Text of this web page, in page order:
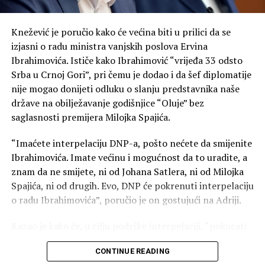
postanemo ono protiv čega se borimo. Posebnu
pravoslavnoj crkvi“, kazao je Mandić.
On je podsjetio na veliku ulogu pokojnog mitropolita
Amfilohija, ističući njegov nemjerljiv doprinos očuvanju
sabornosti i duhovnosti Crne Gore.
„Da li danas mi, potomci velikih ljudi koji su znali da se
krenemo naprijed – moramo“, poručio je Mandić.
Naša današnja Fundina, kazao je, jeste borba za uspješno
i srećno društvo.
Knežević je poručio kako će većina biti u prilici da se
izjasni o radu ministra vanjskih poslova Ervina
Ibrahimovića. Ističe kako Ibrahimović “vrijeđa 33 odsto
Srba u Crnoj Gori”, pri čemu je dodao i da šef diplomatije
nije mogao donijeti odluku o slanju predstavnika naše
države na obilježavanje godišnjice “Oluje” bez
saglasnosti premijera Milojka Spajića.
“Imaćete interpelaciju DNP-a, pošto nećete da smijenite
Ibrahimovića. Imate većinu i mogućnost da to uradite, a
znam da ne smijete, ni od Johana Satlera, ni od Milojka
Spajića, ni od drugih. Evo, DNP će pokrenuti interpelaciju
o radu Ibrahimovića”, poručio je on gostujući na Adriji.
na vrata poslaničkih klubova svih doskorašnjih
koalicionih partnera”.CONTINUE READING